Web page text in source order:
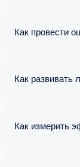
Как провести
Как развивать
Как измерить